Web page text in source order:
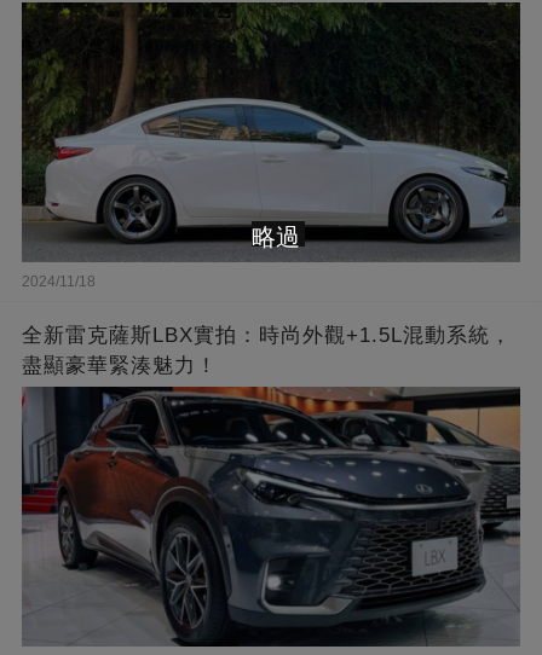
2024/11/18
全新雷克薩斯LBX實拍：時尚外觀+1.5L混動系統，
盡顯豪華緊湊魅力！
略過